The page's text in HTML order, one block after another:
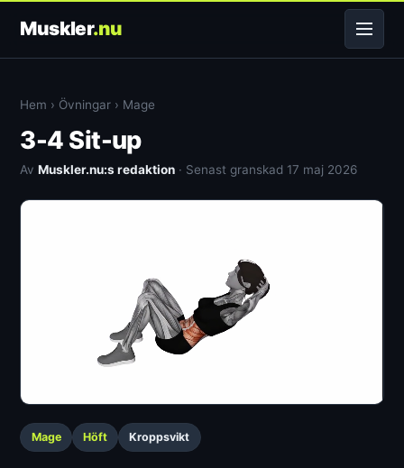
Muskler.nu
Hem › Övningar › Mage
3-4 Sit-up
AvMuskler.nu:s redaktion · Senast granskad 17 maj 2026
Mage Höft Kroppsvikt